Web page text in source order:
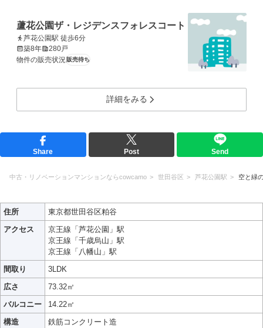
蘆花公園ザ・レジデンスフォレスコート
芦花公園駅 徒歩6分
築8年
280戸
物件の販売状況 販売待ち
詳細をみる
Share Post Send
中古・リノベーションマンションならcowcamo 世田谷区 芦花公園駅 空と緑
住所
東京都世田谷区粕谷
アクセス
京王線「芦花公園」駅
京王線「千歳烏山」駅
京王線「八幡山」駅
間取り
3LDK
広さ
73.32㎡
バルコニー
14.22㎡
構造
鉄筋コンクリート造